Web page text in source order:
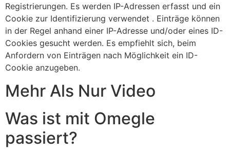
Registrierungen. Es werden IP-Adressen erfasst und ein
Cookie zur Identifizierung verwendet . Einträge können
in der Regel anhand einer IP-Adresse und/oder eines ID-
Cookies gesucht werden. Es empfiehlt sich, beim
Anfordern von Einträgen nach Möglichkeit ein ID-
Cookie anzugeben.
Mehr Als Nur Video
Was ist mit Omegle
passiert?